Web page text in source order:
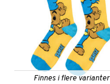
Finnes i flere varianter